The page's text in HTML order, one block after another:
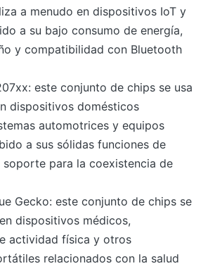
a menudo en dispositivos IoT y
a su bajo consumo de energía,
y compatibilidad con Bluetooth
este conjunto de chips se usa
dispositivos domésticos
automotrices y equipos
a sus sólidas funciones de
para la coexistencia de
Gecko: este conjunto de chips se
dispositivos médicos,
actividad física y otros
relacionados con la salud